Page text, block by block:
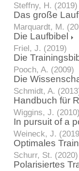
Steffny, H. (2019)
Das große
Marquardt, M.
Die Laufbibel
Friel, J. (2019)
Die
Pooch, A. (2009)
Die
Schmidt, A.
Handbuch für
Wiggins, J.
In pursuit of a
Weineck, J.
Optimales
Schurr, St. (2020)
Polarisiertes